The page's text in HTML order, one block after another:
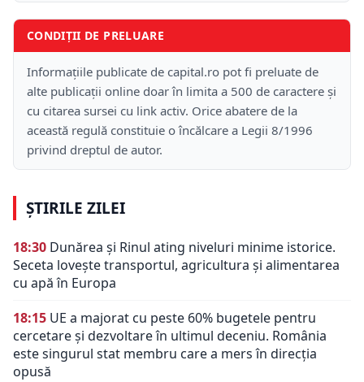
CONDIȚII DE PRELUARE
Informațiile publicate de capital.ro pot fi preluate de
alte publicații online doar în limita a 500 de caractere și
cu citarea sursei cu link activ. Orice abatere de la
această regulă constituie o încălcare a Legii 8/1996
privind dreptul de autor.
ȘTIRILE ZILEI
18:30 Dunărea și Rinul ating niveluri minime istorice.
Seceta lovește transportul, agricultura și alimentarea
cu apă în Europa
18:15 UE a majorat cu peste 60% bugetele pentru
cercetare și dezvoltare în ultimul deceniu. România
este singurul stat membru care a mers în direcția
opusă